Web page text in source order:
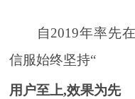
自2019年率先
信服始终坚持“
用户至上,效果为先